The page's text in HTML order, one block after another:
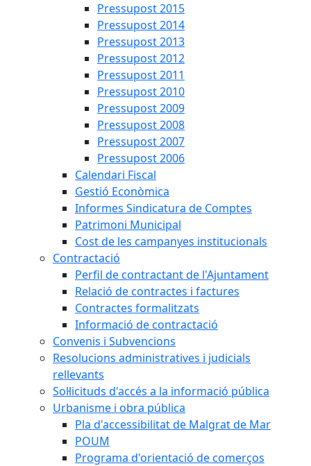
Pressupost 2015
Pressupost 2014
Pressupost 2013
Pressupost 2012
Pressupost 2011
Pressupost 2010
Pressupost 2009
Pressupost 2008
Pressupost 2007
Pressupost 2006
Calendari Fiscal
Gestió Econòmica
Informes Sindicatura de Comptes
Patrimoni Municipal
Cost de les campanyes institucionals
Contractació
Perfil de contractant de l'Ajuntament
Relació de contractes i factures
Contractes formalitzats
Informació de contractació
Convenis i Subvencions
Resolucions administratives i judicials
rellevants
Sol·licituds d'accés a la informació pública
Urbanisme i obra pública
Pla d'accessibilitat de Malgrat de Mar
POUM
Programa d'orientació de comerços